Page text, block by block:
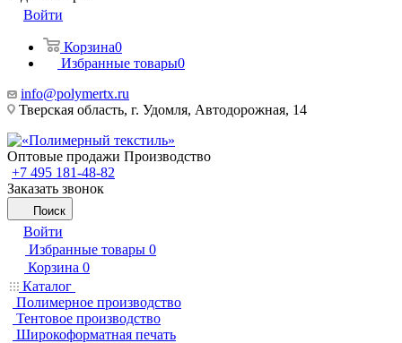
Войти
Корзина0
Избранные товары0
info@polymertx.ru
Тверская область, г. Удомля, Автодорожная, 14
Оптовые продажи Производство
+7 495 181-48-82
Заказать звонок
Поиск
Войти
Избранные товары 0
Корзина 0
Каталог
Полимерное производство
Тентовое производство
Широкоформатная печать